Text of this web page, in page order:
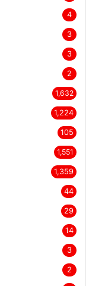
4
3
3
2
1,632
1,224
105
1,551
1,359
44
29
14
3
2